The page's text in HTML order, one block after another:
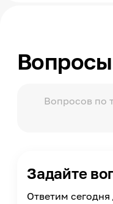
3,5-4
Пакет
Вопросы
Вопросов по
Задайте
Ответим